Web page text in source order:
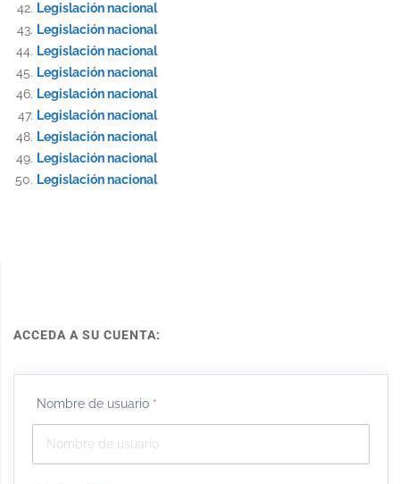
Legislación nacional
Legislación nacional
Legislación nacional
Legislación nacional
Legislación nacional
Legislación nacional
Legislación nacional
Legislación nacional
Legislación nacional
ACCEDA A SU CUENTA:
Nombre de usuario *